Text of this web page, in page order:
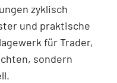
zyklisch
und praktische
für Trader,
sondern